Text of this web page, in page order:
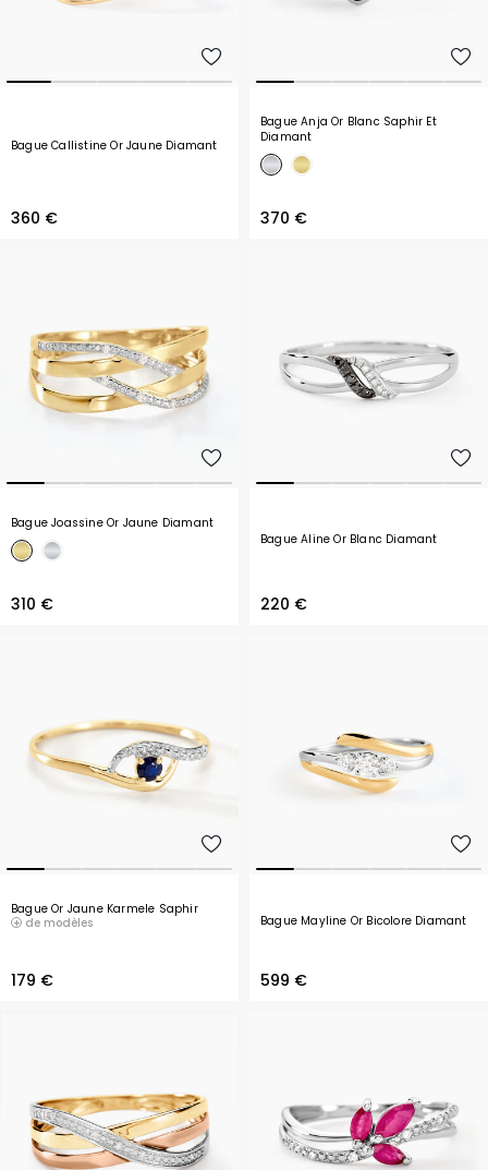
Bague Callistine Or Jaune Diamant
360 €
Bague Anja Or Blanc Saphir Et
Diamant
370 €
Bague Joassine Or Jaune Diamant
310 €
Bague Aline Or Blanc Diamant
220 €
Bague Or Jaune Karmele Saphir
de modèles
179 €
Bague Mayline Or Bicolore Diamant
599 €